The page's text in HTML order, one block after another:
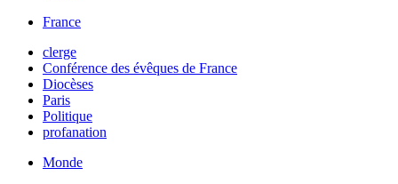
France
clerge
Conférence des évêques de France
Diocèses
Paris
Politique
profanation
Monde